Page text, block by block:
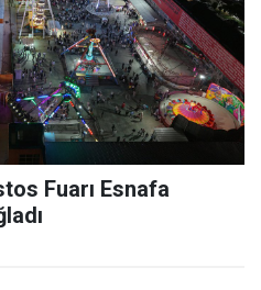
Fuarı Esnafa